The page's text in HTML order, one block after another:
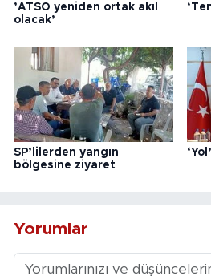
’ATSO yeniden ortak akıl
olacak’
SP’lilerden yangın
bölgesine ziyaret
Yorumlar